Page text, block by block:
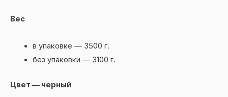
Вес
в упаковке — 3500 г.
без упаковки — 3100 г.
Цвет — черный